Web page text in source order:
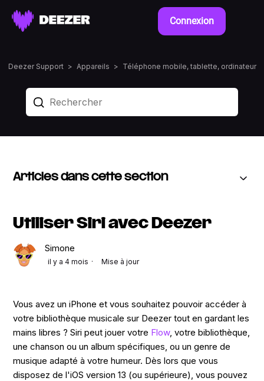
Connexion
Deezer Support Appareils Téléphone mobile, tablette, ordinateur
Articles dans cette section
Utiliser Siri avec Deezer
Simone
il y a 4 mois Mise à jour
Vous avez un iPhone et vous souhaitez pouvoir accéder à
votre bibliothèque musicale sur Deezer tout en gardant les
mains libres ? Siri peut jouer votre Flow, votre bibliothèque,
une chanson ou un album spécifiques, ou un genre de
musique adapté à votre humeur. Dès lors que vous
disposez de l'iOS version 13 (ou supérieure), vous pouvez